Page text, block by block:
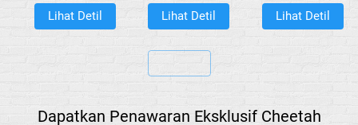
`Lihat Detil `Lihat Detil `Lihat Detil
Dapatkan Penawaran Eksklusif Cheetah